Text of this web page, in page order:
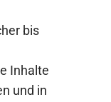
bis
Inhalte
und in